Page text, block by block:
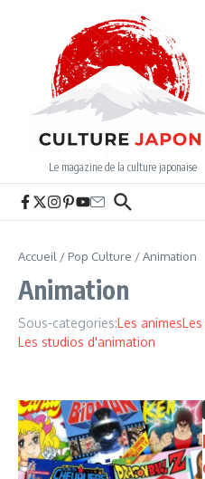
Le magazine de la culture japonaise
Accueil / Pop Culture /Animation
Animation
Sous-categories:Les animes
Les studios d'animation